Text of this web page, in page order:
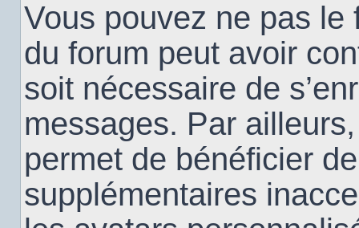
Vous pouvez ne pas le
du forum peut avoir
soit nécessaire de
messages. Par
permet de bénéficier
supplémentaires